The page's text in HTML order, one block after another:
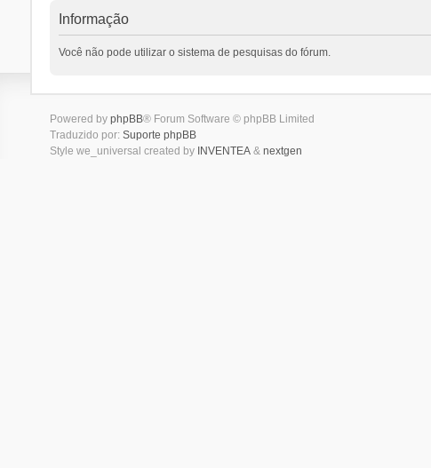
Informação
Você não pode utilizar o sistema de pesquisas do fórum.
Powered by phpBB® Forum Software © phpBB Limited
Traduzido por: Suporte phpBB
Style we_universal created by INVENTEA& nextgen